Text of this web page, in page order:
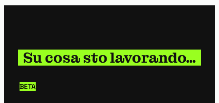
Su cosa sto lavorando…
BETA